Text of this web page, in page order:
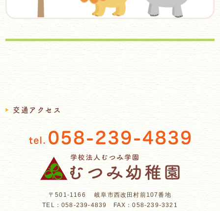
交通アクセス
〒501-1166
岐阜市西改田村前107番地
TEL：058-239-4839 FAX：058-239-3321